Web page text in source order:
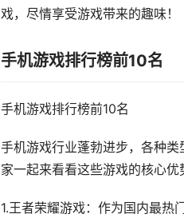
戏，尽情享受游戏带来的趣味！
手机游戏排行榜前10名
手机游戏排行榜前10名
手机游戏行业蓬勃进步，各种
家一起来看看这些游戏的核心优
1.王者荣耀游戏：作为国内最热